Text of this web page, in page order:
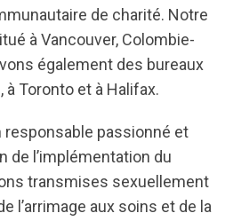
de charité. Notre
à Vancouver, Colombie-
également des bureaux
Toronto et à Halifax.
passionné et
de l’implémentation du
transmises sexuellement
l’arrimage aux soins et de la